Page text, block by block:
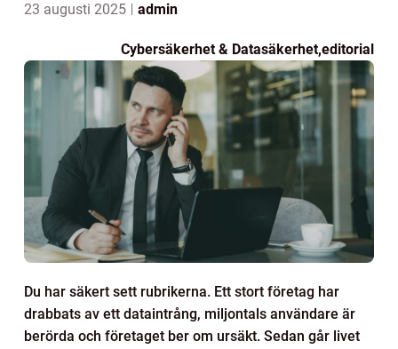
23 augusti 2025 admin
Cybersäkerhet & Datasäkerhet,editorial
Du har säkert sett rubrikerna. Ett stort företag har
drabbats av ett dataintrång, miljontals användare är
berörda och företaget ber om ursäkt. Sedan går livet